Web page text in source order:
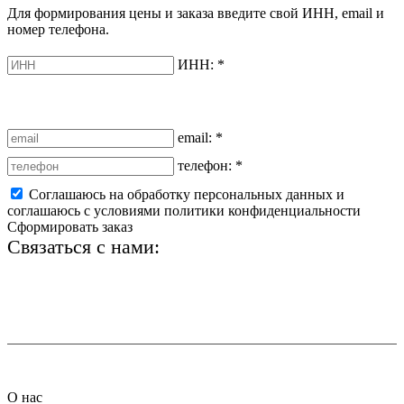
Для формирования цены и заказа введите свой ИНН, email и
номер телефона.
ИНН: *
email: *
телефон: *
Соглашаюсь на обработку персональных данных и
соглашаюсь с условиями политики конфиденциальности
Сформировать заказ
Связаться с нами:
О нас